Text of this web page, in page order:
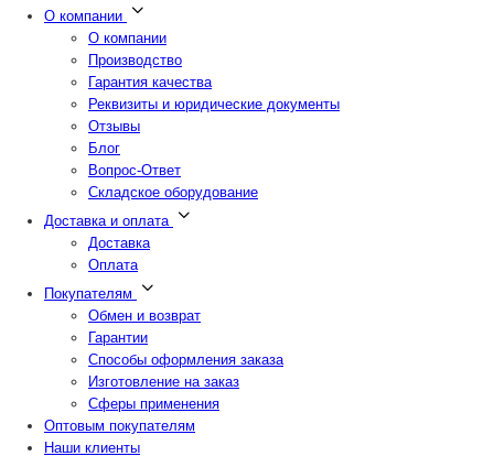
О компании
О компании
Производство
Гарантия качества
Реквизиты и юридические документы
Отзывы
Блог
Вопрос-Ответ
Складское оборудование
Доставка и оплата
Доставка
Оплата
Покупателям
Обмен и возврат
Гарантии
Способы оформления заказа
Изготовление на заказ
Сферы применения
Оптовым покупателям
Наши клиенты